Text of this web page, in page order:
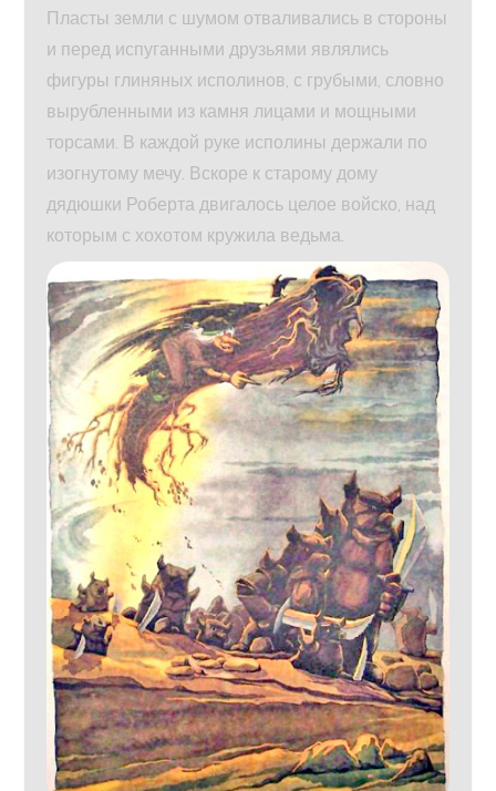
Пласты земли с шумом отваливались в стороны
и перед испуганными друзьями являлись
фигуры глиняных исполинов, с грубыми, словно
вырубленными из камня лицами и мощными
торсами. В каждой руке исполины держали по
изогнутому мечу. Вскоре к старому дому
дядюшки Роберта двигалось целое войско, над
которым с хохотом кружила ведьма.